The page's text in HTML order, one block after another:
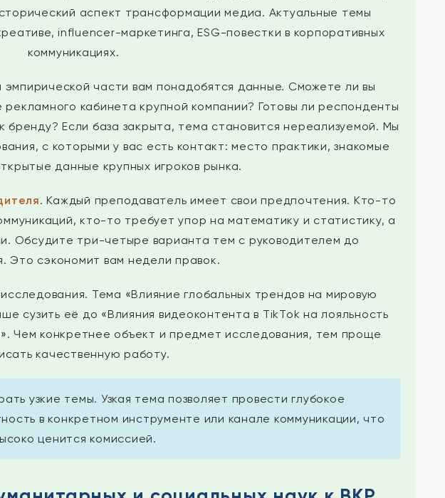
аспект трансформации медиа. Актуальные темы
influencer-маркетинга, ESG-повестки в корпоративных
коммуникациях.
эмпирической части вам понадобятся данные. Сможете ли вы
кабинета крупной компании? Готовы ли респонденты
Если база закрыта, тема становится нереализуемой. Мы
с которыми у вас есть контакт: место практики, знакомые
данные крупных игроков рынка.
. Каждый преподаватель имеет свои предпочтения. Кто-то
кто-то требует упор на математику и статистику, а
Обсудите три-четыре варианта тем с руководителем до
Это сэкономит вам недели правок.
Тема «Влияние глобальных трендов на мировую
сузить её до «Влияния видеоконтента в TikTok на лояльность
Чем конкретнее объект и предмет исследования, тем проще
качественную работу.
узкие темы. Узкая тема позволяет провести глубокое
в конкретном инструменте или канале коммуникации, что
ценится комиссией.